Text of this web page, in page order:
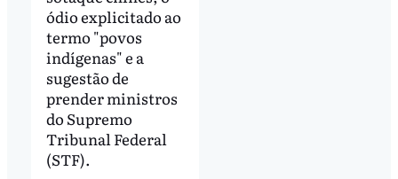
ódio explicitado ao
termo "povos
indígenas" e a
sugestão de
prender ministros
do Supremo
Tribunal Federal
(STF).